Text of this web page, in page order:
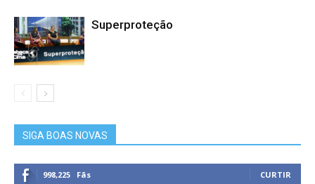
Superproteção
SIGA BOAS NOVAS
998,225 Fãs CURTIR